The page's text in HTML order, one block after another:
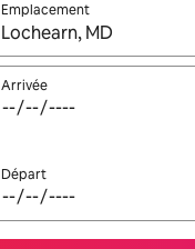
Emplacement
Quand les résultats sont
Arrivée
Départ